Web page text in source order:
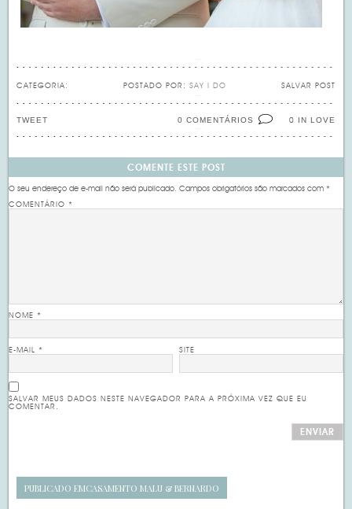
CATEGORIA: SALVAR POST
POSTADO POR: SAY I DO
0 IN LOVE
0 COMENTÁRIOS
TWEET
COMENTE ESTE POST
O seu endereço de e-mail não será publicado. Campos obrigatórios são marcados com*
COMENTÁRIO*
NOME*
E-MAIL* SITE
SALVAR MEUS DADOS NESTE NAVEGADOR PARA A PRÓXIMA VEZ QUE EU
COMENTAR.
PUBLICADO EMCASAMENTO MALU & BERNARDO